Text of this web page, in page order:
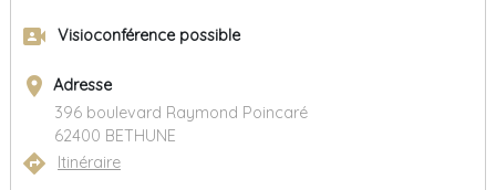
video_camera_front Visioconférence possible
place Adresse
396 boulevard Raymond Poincaré
62400 BETHUNE
directions Itinéraire